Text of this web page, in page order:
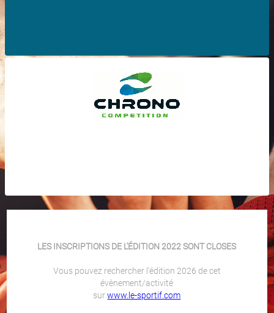
LES INSCRIPTIONS DE L'ÉDITION 2022 SONT CLOSES
Vous pouvez rechercher l'édition 2026 de cet
évènement/activité
surwww.le-sportif.com